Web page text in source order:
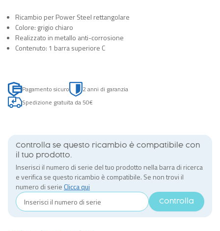
Ricambio per Power Steel rettangolare
Colore: grigio chiaro
Realizzato in metallo anti-corrosione
Contenuto: 1 barra superiore C
Pagamento sicuro
2 anni di garanzia
Spedizione gratuita da 50€
Controlla se questo ricambio è compatibile con
il tuo prodotto.
Inserisci il numero di serie del tuo prodotto nella barra di ricerca
e verifica se questo ricambio è compatibile. Se non trovi il
numero di serie Clicca qui
Controlla